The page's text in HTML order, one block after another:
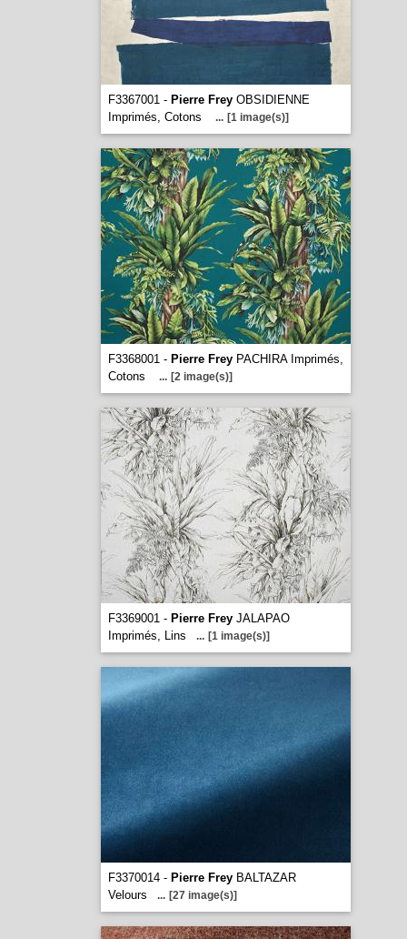
F3367001 - Pierre FreyOBSIDIENNE
Imprimés, Cotons
... [1 image(s)]
F3368001 - Pierre FreyPACHIRA Imprimés,
Cotons
... [2 image(s)]
F3369001 - Pierre FreyJALAPAO
Imprimés, Lins
... [1 image(s)]
F3370014 - Pierre FreyBALTAZAR
Velours
... [27 image(s)]